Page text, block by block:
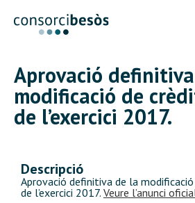
Aprovació
modificació de
de l’exercici 2017.
Descripció
Aprovació definitiva de la
de l’exercici 2017. Veure l’anunci